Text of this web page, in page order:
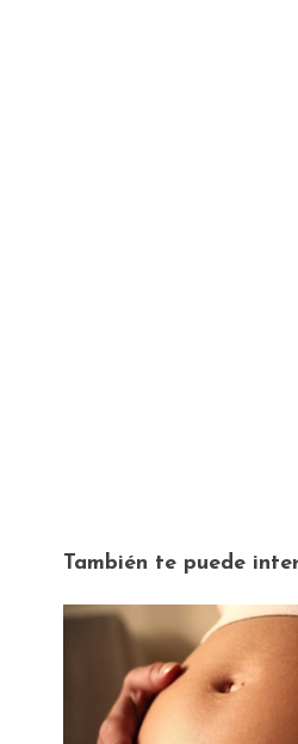
También te puede